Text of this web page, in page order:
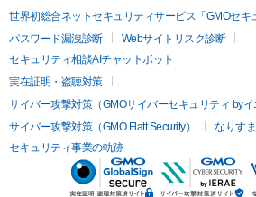
世界初総合ネットセキュリティサービス「GMOセキ
パスワード漏洩診断
Webサイトリスク診断
セキュリティ相談AIチャットボット
実在証明・盗聴対策
サイバー攻撃対策（GMOサイバーセキュリティ byイ
サイバー攻撃対策（GMO Flatt Security）
なりす
セキュリティ事業の軌跡